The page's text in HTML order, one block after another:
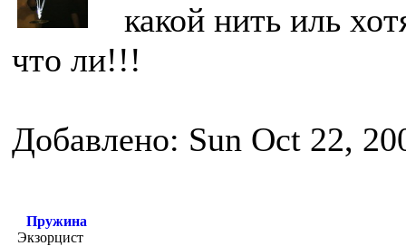
какой нить иль
что ли!!!
Добавлено: Sun Oct 22,
Пружина
Экзорцист